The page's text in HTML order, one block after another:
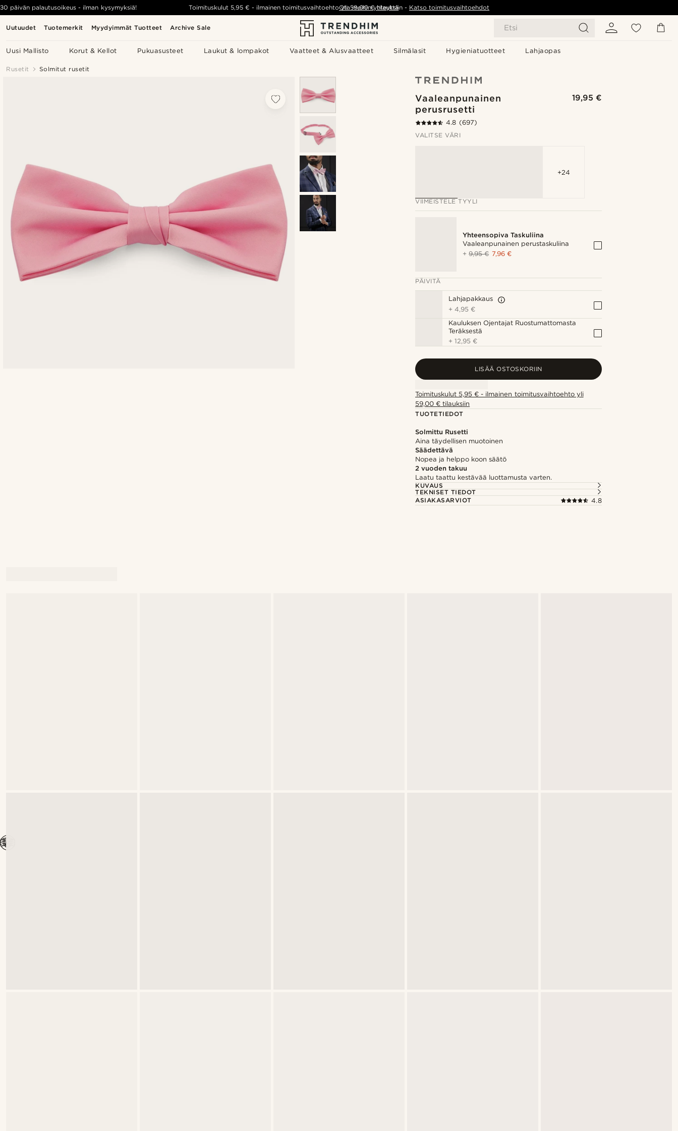
Uutuudet Tuotemerkit Myydyimmät Tuotteet Archive Sale Etsi
Uusi Mallisto Korut & Kellot Pukuasusteet Laukut & lompakot Vaatteet & Alusvaatteet Silmälasit Hygieniatuotteet Lahjaopas
30 päivän palautusoikeus - ilman kysymyksiä! Toimituskulut 5,95 € - ilmainen toimitusvaihtoehto yli 59,00 €tilauksiin - Katso toimitusvaihtoehdot
Ota meihin yhteyttä
Rusetit Solmitut rusetit
Vaaleanpunainen
perusrusetti
19,95 €
4.8 (697)
VALITSE VÄRI
+24
VIIMEISTELE TYYLI
Yhteensopiva Taskuliina
Vaaleanpunainen perustaskuliina
+9,95 € 7,96 €
PÄIVITÄ
Lahjapakkaus
+4,95 €
Kauluksen Ojentajat Ruostumattomasta
Teräksestä
+12,95 €
LISÄÄ OSTOSKORIIN
Toimituskulut 5,95 € - ilmainen toimitusvaihtoehto yli
59,00 € tilauksiin
TUOTETIEDOT
Solmittu Rusetti
Aina täydellisen muotoinen
Säädettävä
Nopea ja helppo koon säätö
2 vuoden takuu
Laatu taattu kestävää luottamusta varten.
KUVAUS
TEKNISET TIEDOT
ASIAKASARVIOT
4.8